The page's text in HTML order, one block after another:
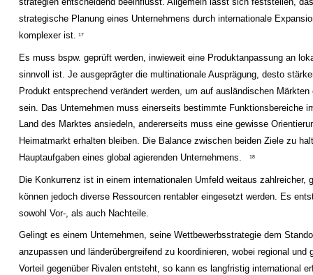
strategische Planung eines Unternehmens durch internationale
komplexer ist. 17
Es muss bspw. geprüft werden, inwieweit eine Produktanpassung an
sinnvoll ist. Je ausgeprägter die multinationale Ausprägung, desto
Produkt entsprechend verändert werden, um auf ausländischen Märkten
sein. Das Unternehmen muss einerseits bestimmte Funktionsbereiche
Land des Marktes ansiedeln, andererseits muss eine gewisse
Heimatmarkt erhalten bleiben. Die Balance zwischen beiden Ziele zu
Hauptaufgaben eines global agierenden Unternehmens.
18
Die Konkurrenz ist in einem internationalen Umfeld weitaus zahlreicher,
können jedoch diverse Ressourcen rentabler eingesetzt werden. Es
sowohl Vor-, als auch Nachteile.
Gelingt es einem Unternehmen, seine Wettbewerbsstrategie dem
anzupassen und länderübergreifend zu koordinieren, wobei regional und
Vorteil gegenüber Rivalen entsteht, so kann es langfristig international